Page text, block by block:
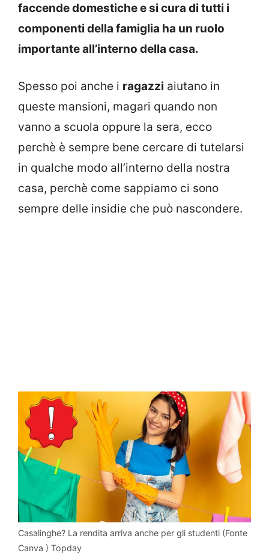
faccende domestiche e si cura di tutti i
componenti della famiglia ha un ruolo
importante all’interno della casa.
Spesso poi anche i ragazzi aiutano in
queste mansioni, magari quando non
vanno a scuola oppure la sera, ecco
perchè è sempre bene cercare di tutelarsi
in qualche modo all’interno della nostra
casa, perchè come sappiamo ci sono
sempre delle insidie che può nascondere.
Casalinghe? La rendita arriva anche per gli studenti (Fonte
Canva ) Topday